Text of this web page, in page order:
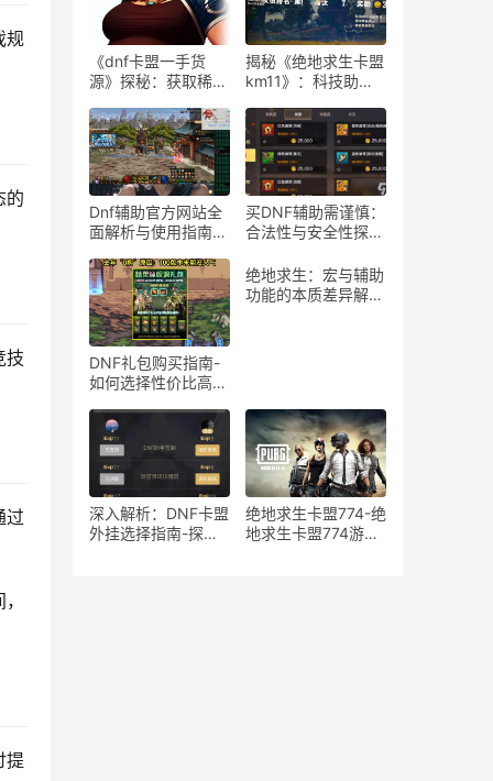
规
的
技
过
提
《dnf卡盟一手货
源》探秘：获取稀有
卡盟一手货源渠道解
析与购买指南
揭秘《绝地求生卡盟
km11》：科技助力
《绝地求生卡盟
km11》深入解析：
辅助工具对游戏平衡
性的影响
Dnf辅助官方网站全
面解析与使用指南-
站功能与使用技巧
买DNF辅助需谨慎：
合法性与安全性探
助工具的合法性与潜
在风险分析
DNF礼包购买指南-
如何选择性价比高的
绝地求生：宏与辅助
功能的本质差异解
深入解析：DNF卡盟
外挂选择指南-探索
绝地求生卡盟774-绝
地求生卡盟774游戏